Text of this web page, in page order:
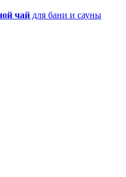
чайдля бани и сауны